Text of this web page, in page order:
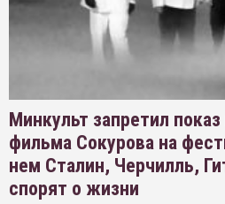
Минкульт запретил
фильма Сокурова на
нем Сталин, Черчилль,
спорят о жизни